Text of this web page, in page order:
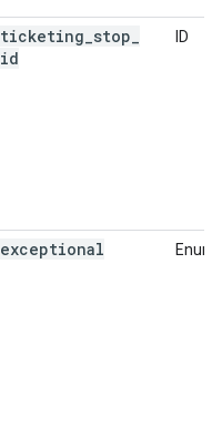
ticketing stop
id
ID
exceptional